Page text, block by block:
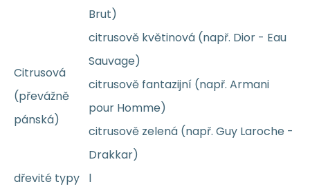
Brut)
Citrusová
(převážně
pánská)
citrusově květinová (např. Dior - Eau
Sauvage)
citrusově fantazijní (např. Armani
pour Homme)
citrusově zelená (např. Guy Laroche -
Drakkar)
dřevité typy
l